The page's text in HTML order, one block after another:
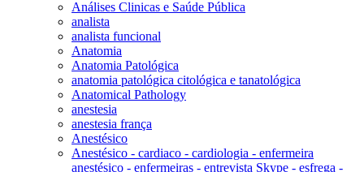
Análises Clinicas e Saúde Pública
analista
analista funcional
Anatomia
Anatomia Patológica
anatomia patológica citológica e tanatológica
Anatomical Pathology
anestesia
anestesia frança
Anestésico
Anestésico - cardiaco - cardiologia - enfermeira
anestésico - enfermeiras - entrevista Skype - esfrega -